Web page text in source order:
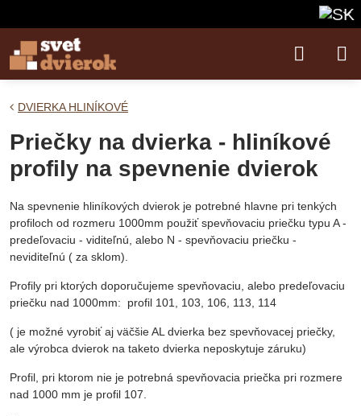
DVIERKA HLINÍKOVÉ
Priečky na dvierka - hliníkové
profily na spevnenie dvierok
Na spevnenie hliníkových dvierok je potrebné hlavne pri tenkých
profiloch od rozmeru 1000mm použiť spevňovaciu priečku typu A -
predeľovaciu - viditeľnú, alebo N - spevňovaciu priečku -
neviditeľnú ( za sklom).
Profily pri ktorých doporučujeme spevňovaciu, alebo predeľovaciu
priečku nad 1000mm: profil 101, 103, 106, 113, 114
( je možné vyrobiť aj väčšie AL dvierka bez spevňovacej priečky,
ale výrobca dvierok na taketo dvierka neposkytuje záruku)
Profil, pri ktorom nie je potrebná spevňovacia priečka pri rozmere
nad 1000 mm je profil 107.